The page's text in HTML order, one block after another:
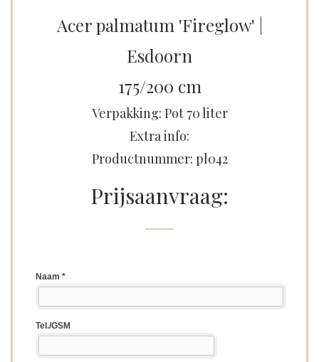
Acer palmatum 'Fireglow' |
Esdoorn
175/200 cm
Verpakking: Pot 70 liter
Extra info:
Productnummer: pl042
Prijsaanvraag: